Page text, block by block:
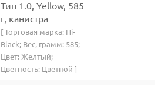
Тип 1.0, Yellow, 585
г, канистра
[ Торговая марка: Hi-
Black; Вес, грамм: 585;
Цвет: Желтый;
Цветность: Цветной ]